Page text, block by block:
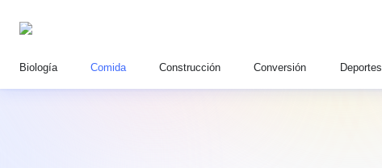
Biología Comida Construcción Conversión Deportes